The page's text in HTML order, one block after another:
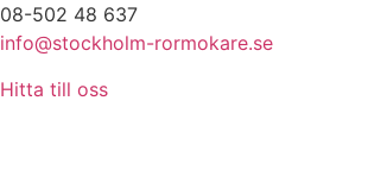
08-502 48 637
info@stockholm-rormokare.se
Hitta till oss